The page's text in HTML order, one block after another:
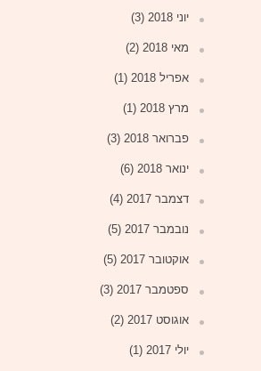
יוני 2018 (3)
מאי 2018 (2)
אפריל 2018 (1)
מרץ 2018 (1)
פברואר 2018 (3)
ינואר 2018 (6)
דצמבר 2017 (4)
נובמבר 2017 (5)
אוקטובר 2017 (5)
ספטמבר 2017 (3)
אוגוסט 2017 (2)
יולי 2017 (1)